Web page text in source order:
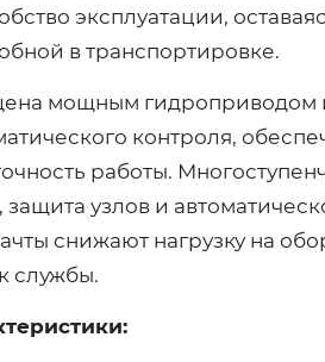
эксплуатации,
в транспортировке.
мощным гидроприводом
контроля,
работы.
узлов и
снижают нагрузку на
службы.